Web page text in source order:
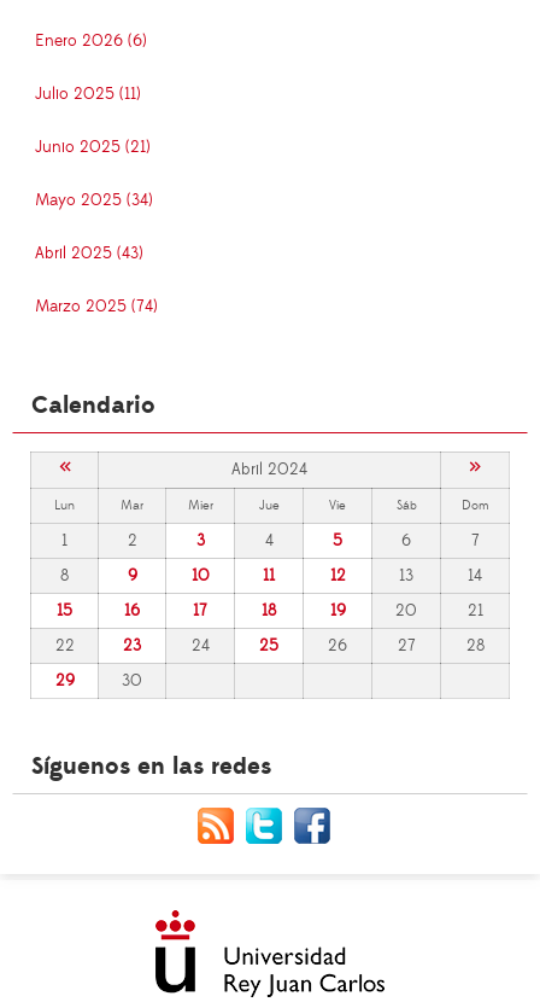
Enero 2026 (6)
Julio 2025 (11)
Junio 2025 (21)
Mayo 2025 (34)
Abril 2025 (43)
Marzo 2025 (74)
Calendario
« Abril 2024 »
Lun Mar Mier Jue Vie Sáb Dom
1 2 3 4 5 6
7
8
9 10 11 12 13
14
15
16 17 18 19 20
21
22
23 24 25 26 27
28
29
30
Síguenos en las redes